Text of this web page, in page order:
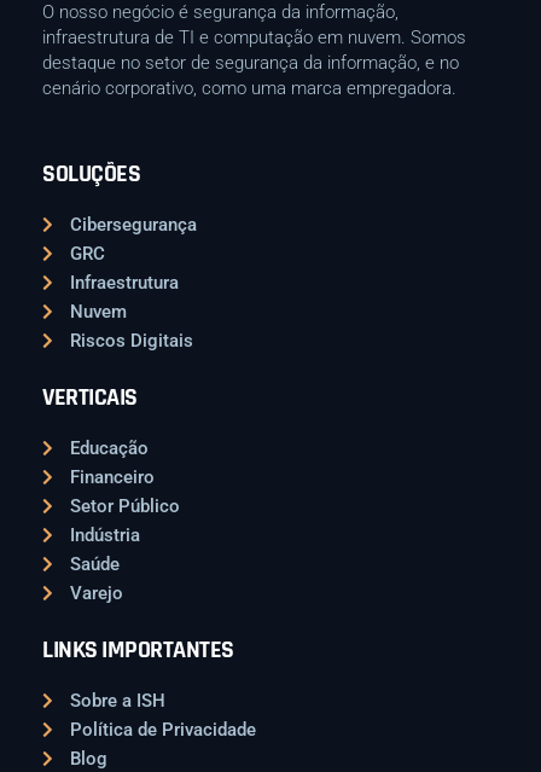
O nosso negócio é segurança da informação,
infraestrutura de TI e computação em nuvem. Somos
destaque no setor de segurança da informação, e no
cenário corporativo, como uma marca empregadora.
SOLUÇÕES
Cibersegurança
GRC
Infraestrutura
Nuvem
Riscos Digitais
VERTICAIS
Educação
Financeiro
Setor Público
Indústria
Saúde
Varejo
LINKS IMPORTANTES
Sobre a ISH
Política de Privacidade
Blog